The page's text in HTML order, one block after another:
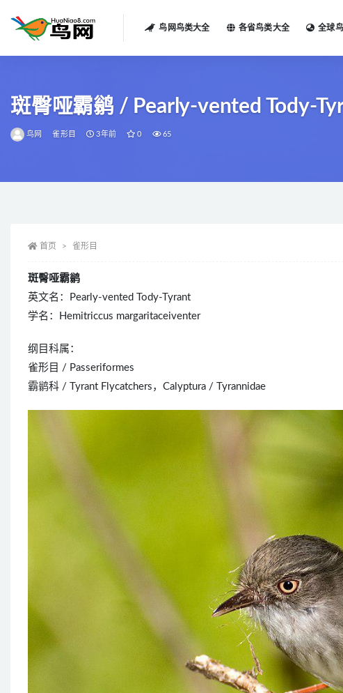
鸟网鸟类大全 各省鸟类大全 全球
斑臀哑霸鹟 / Pearly-vented Tody-
鸟网 雀形目 3年前 0 65
首页 雀形目
斑臀哑霸鹟
英文名：Pearly-vented Tody-Tyrant
学名：Hemitriccus margaritaceiventer
纲目科属：
雀形目 / Passeriformes
霸鹟科 / Tyrant Flycatchers，Calyptura / Tyrannidae